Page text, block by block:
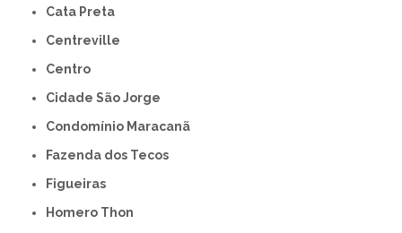
Cata Preta
Centreville
Centro
Cidade São Jorge
Condomínio Maracanã
Fazenda dos Tecos
Figueiras
Homero Thon